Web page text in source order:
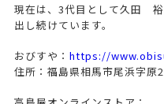
現在は、3代目として久田
出し続けています。
おびすや： https://
住所：福島県相馬市尾浜字原